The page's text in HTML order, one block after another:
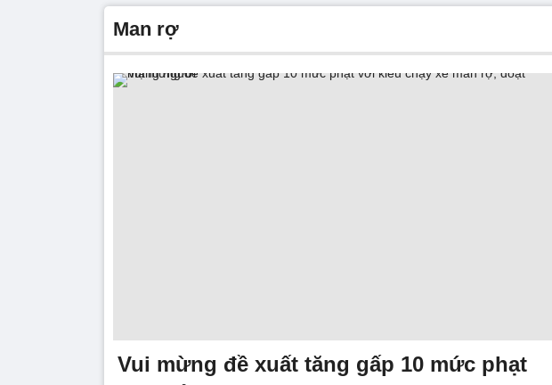
man rợ
Vui mừng đề xuất tăng gấp 10 mức phạt